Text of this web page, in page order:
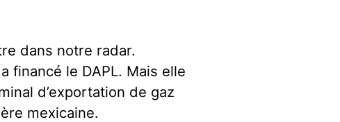
dans notre radar.
financé le DAPL. Mais elle
d’exportation de gaz
mexicaine.